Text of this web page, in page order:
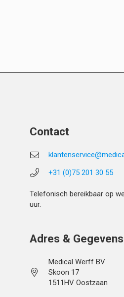
Contact
+31 (0)75 201 30 55
Telefonisch bereikbaar op
uur.
Adres & Gegevens
Medical Werff BV
Skoon 17
1511HV Oostzaan